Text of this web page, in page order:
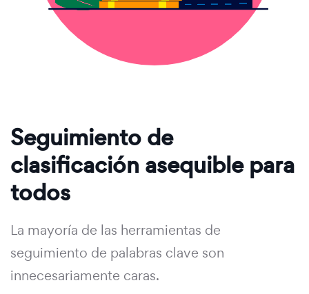
Seguimiento de
clasificación asequible para
todos
La mayoría de las herramientas de
seguimiento de palabras clave son
innecesariamente caras.